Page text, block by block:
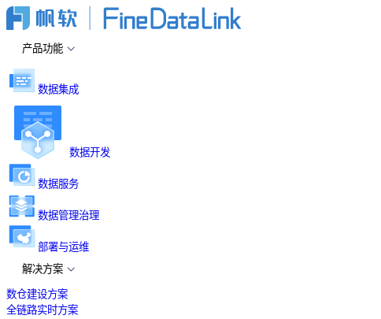
产品功能
数据集成
数据开发
数据服务
数据管理治理
部署与运维
解决方案
数仓建设方案
全链路实时方案